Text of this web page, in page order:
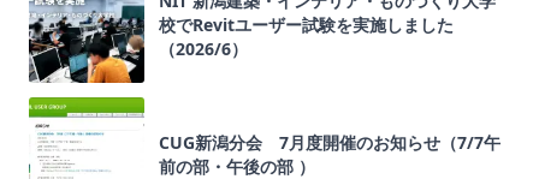
校でRevitユーザー試験を実施しました
（2026/6）
CUG新潟分会 7月度開催のお知らせ（7/7午
前の部・午後の部 ）